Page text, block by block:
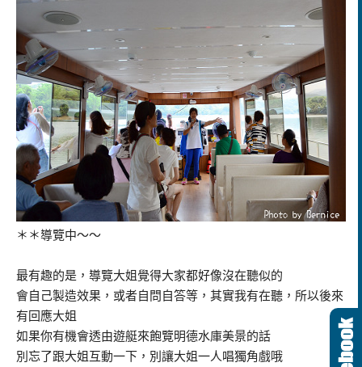
＊＊導覽中～～
最有趣的是，導覽大姐覺得大家都好像沒在聽似的
會自己製造效果，或者自問自答等，其實我有在聽，所以後來
有回應大姐
如果你有機會透由遊艇來飽覽明德水庫美景的話
別忘了跟大姐互動一下，別讓大姐一人唱獨角戲哦